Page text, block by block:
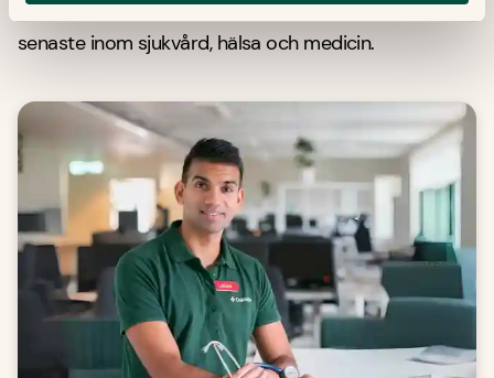
Här finner du våra artiklar där vi skriver om det
senaste inom sjukvård, hälsa och medicin.